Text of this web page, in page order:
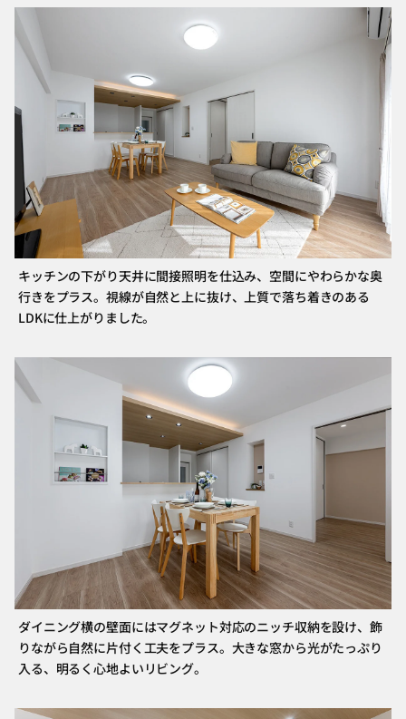
キッチンの下がり天井に間接照明を仕込み、空間にやわらかな奥
行きをプラス。視線が自然と上に抜け、上質で落ち着きのある
LDKに仕上がりました。
ダイニング横の壁面にはマグネット対応のニッチ収納を設け、飾
りながら自然に片付く工夫をプラス。大きな窓から光がたっぷり
入る、明るく心地よいリビング。